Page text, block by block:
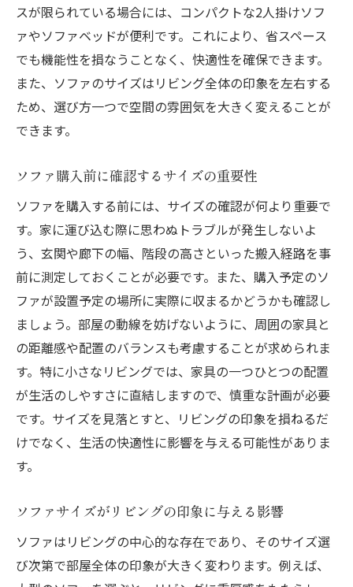
部屋の印象を変えるソファの置き方
ソファ配置による空間デザインの工夫
ソファの配置で叶える理想の部屋作り
広いリビングにぴったりの大型ソファの選び方
ガイド
大型ソファで叶える快適空間の作り方
大型ソファに最適なリビングのレイアウト
大型ソファで広がるリビングの可能性
快適さを追求する大型ソファの選び方
多機能ソファで狭いリビングを快適に
狭いリビングに多機能ソファを取り入れる
理由
多機能ソファでリビングを効率的に
限られたスペースを活かす多機能ソファの
魅力
多機能ソファで叶える狭い空間の有効活用
多機能ソファがもたらすリビングの自由度
ソファ選びで理想のリビングを実現するポイン
スが限られている場合には、コンパクトな2人掛けソフ
ァやソファベッドが便利です。これにより、省スペース
でも機能性を損なうことなく、快適性を確保できます。
また、ソファのサイズはリビング全体の印象を左右する
ため、選び方一つで空間の雰囲気を大きく変えることが
できます。
ソファ購入前に確認するサイズの重要性
ソファを購入する前には、サイズの確認が何より重要で
す。家に運び込む際に思わぬトラブルが発生しないよ
う、玄関や廊下の幅、階段の高さといった搬入経路を事
前に測定しておくことが必要です。また、購入予定のソ
ファが設置予定の場所に実際に収まるかどうかも確認し
ましょう。部屋の動線を妨げないように、周囲の家具と
の距離感や配置のバランスも考慮することが求められま
す。特に小さなリビングでは、家具の一つひとつの配置
が生活のしやすさに直結しますので、慎重な計画が必要
です。サイズを見落とすと、リビングの印象を損ねるだ
けでなく、生活の快適性に影響を与える可能性がありま
す。
ソファサイズがリビングの印象に与える影響
ソファはリビングの中心的な存在であり、そのサイズ選
び次第で部屋全体の印象が大きく変わります。例えば、